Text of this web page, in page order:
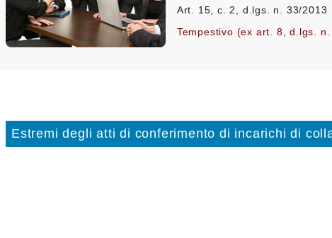
Art. 15, c. 2, d.lgs. n. 33/2013
Tempestivo (ex art. 8, d.lgs.
Estremi degli atti di conferimento di incarichi di